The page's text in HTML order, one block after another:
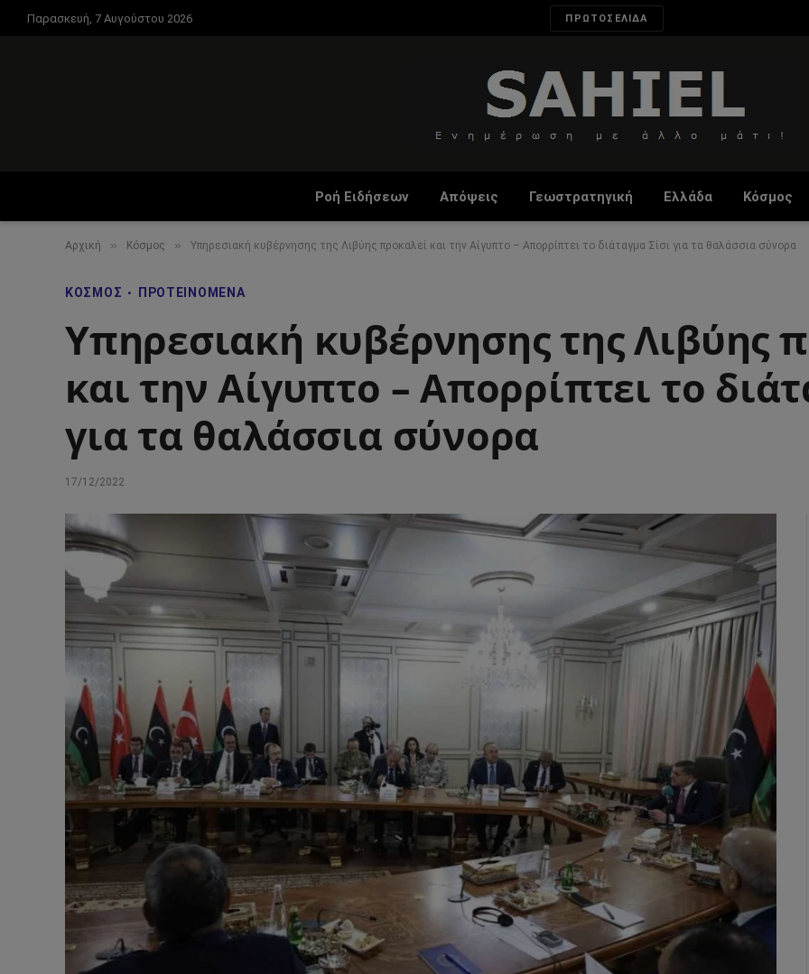
Παρασκευή, 7 Αυγούστου 2026 ΠΡΩΤΟΣΕΛΙΔΑ
Ροή Ειδήσεων Απόψεις Γεωστρατηγική Ελλάδα Κόσμος
Αρχική » Κόσμος » Υπηρεσιακή κυβέρνησης της Λιβύης προκαλεί και την Αίγυπτο – Απορρίπτει το διάταγμα Σίσι για τα θαλάσσια σύνορα
ΚΌΣΜΟΣ ΠΡΟΤΕΙΝΌΜΕΝΑ
Υπηρεσιακή κυβέρνησης της Λιβύης
και την Αίγυπτο – Απορρίπτει το
για τα θαλάσσια σύνορα
17/12/2022